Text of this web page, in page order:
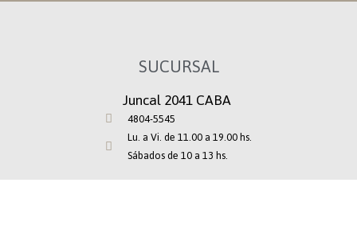
SUCURSAL
Juncal 2041 CABA
4804-5545
Lu. a Vi. de 11.00 a 19.00 hs.
Sábados de 10 a 13 hs.